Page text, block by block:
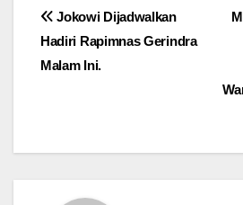
Navigasi
pos
Jokowi Dijadwalkan
Hadiri Rapimnas Gerindra
Malam Ini.